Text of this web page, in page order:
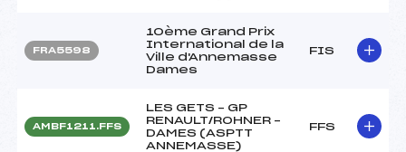
FRA5598
10ème Grand Prix
International de la
Ville d'Annemasse
Dames
FIS
AMBF1211.FFS
LES GETS – GP
RENAULT/ROHNER –
DAMES (ASPTT
ANNEMASSE)
FFS